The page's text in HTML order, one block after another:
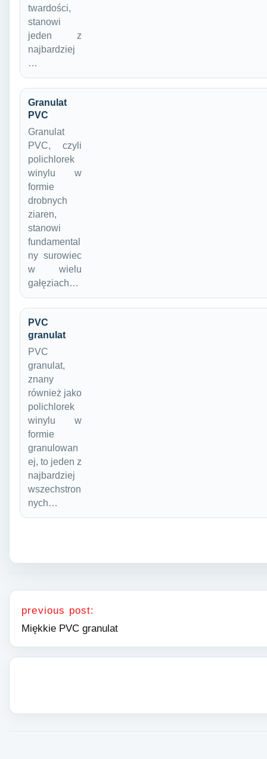
twardości,
stanowi
jeden z
najbardziej
…
Granulat
PVC
Granulat
PVC, czyli
polichlorek
winylu w
formie
drobnych
ziaren,
stanowi
fundamental
ny surowiec
w wielu
gałęziach…
PVC
granulat
PVC
granulat,
znany
również jako
polichlorek
winylu w
formie
granulowan
ej, to jeden z
najbardziej
wszechstron
nych…
Nawigacja wpisu
previous post:
Miękkie PVC granulat